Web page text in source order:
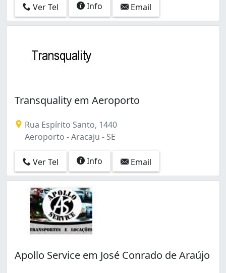
Ver Tel Info Email
Transquality em Aeroporto
Rua Espírito Santo, 1440
Aeroporto - Aracaju - SE
Ver Tel Info Email
Apollo Service em José Conrado de Araújo